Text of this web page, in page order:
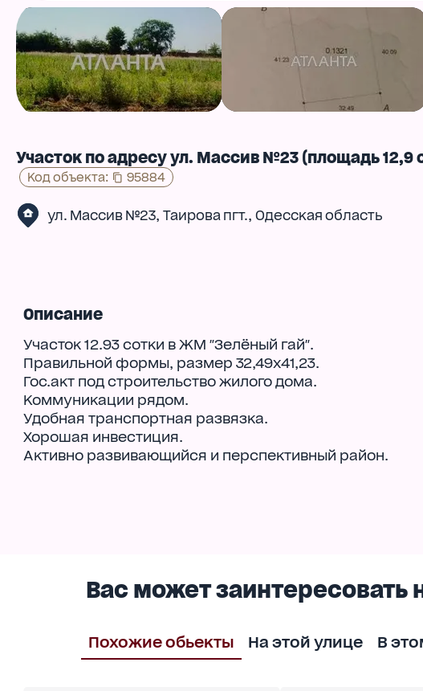
Участок по адресу ул. Массив №23 (площадь 12,9
Код объекта: 95884
ул. Массив №23, Таирова пгт., Одесская область
Описание
Участок 12.93 сотки в ЖМ "Зелёный гай".
Правильной формы, размер 32,49х41,23.
Гос.акт под строительство жилого дома.
Коммуникации рядом.
Удобная транспортная развязка.
Хорошая инвестиция.
Активно развивающийся и перспективный район.
Вас может заинтересовать
Похожие обьекты На этой улице В